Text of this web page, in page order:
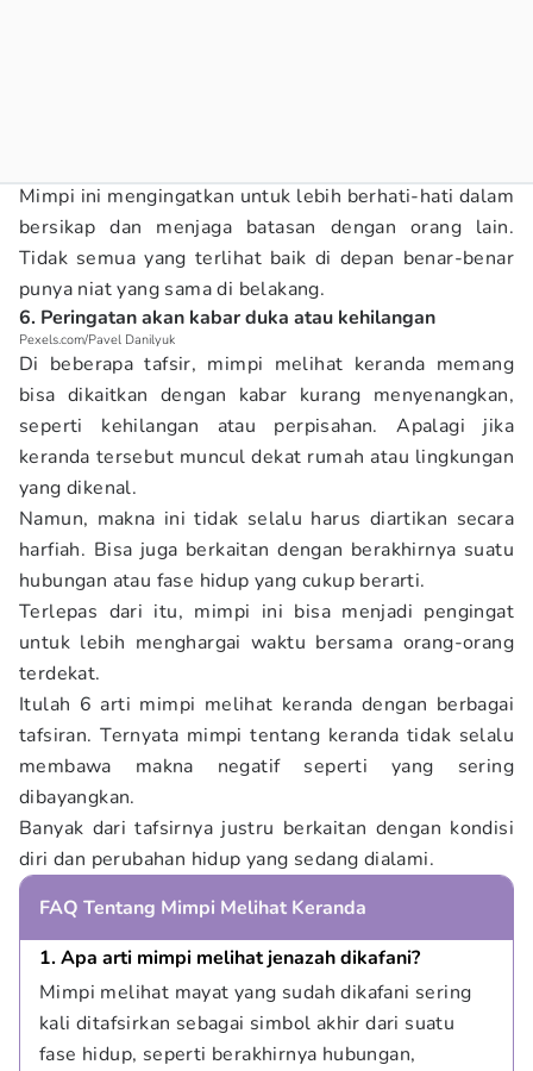
Mimpi ini mengingatkan untuk lebih berhati-hati dalam
bersikap dan menjaga batasan dengan orang lain.
Tidak semua yang terlihat baik di depan benar-benar
punya niat yang sama di belakang.
6. Peringatan akan kabar duka atau kehilangan
Pexels.com/Pavel Danilyuk
Di beberapa tafsir, mimpi melihat keranda memang
bisa dikaitkan dengan kabar kurang menyenangkan,
seperti kehilangan atau perpisahan. Apalagi jika
keranda tersebut muncul dekat rumah atau lingkungan
yang dikenal.
Namun, makna ini tidak selalu harus diartikan secara
harfiah. Bisa juga berkaitan dengan berakhirnya suatu
hubungan atau fase hidup yang cukup berarti.
Terlepas dari itu, mimpi ini bisa menjadi pengingat
untuk lebih menghargai waktu bersama orang-orang
terdekat.
Itulah 6 arti mimpi melihat keranda dengan berbagai
tafsiran. Ternyata mimpi tentang keranda tidak selalu
membawa makna negatif seperti yang sering
dibayangkan.
Banyak dari tafsirnya justru berkaitan dengan kondisi
diri dan perubahan hidup yang sedang dialami.
FAQ Tentang Mimpi Melihat Keranda
1. Apa arti mimpi melihat jenazah dikafani?
Mimpi melihat mayat yang sudah dikafani sering
kali ditafsirkan sebagai simbol akhir dari suatu
fase hidup, seperti berakhirnya hubungan,